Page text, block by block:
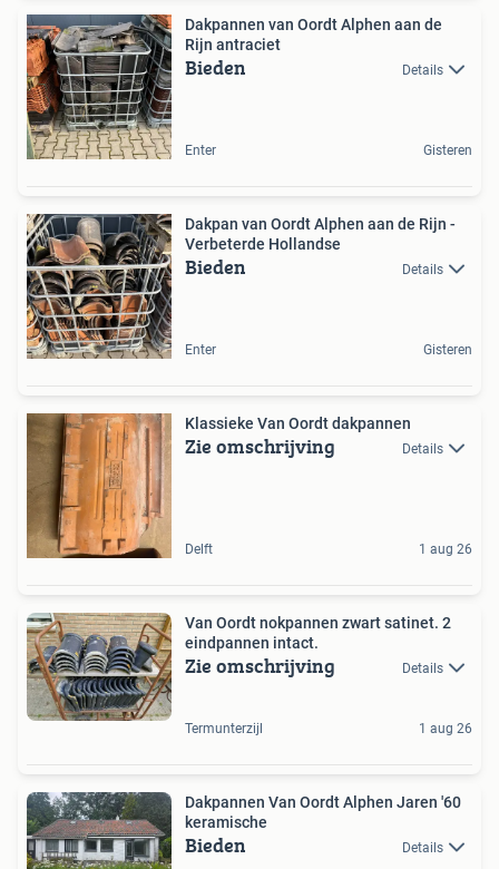
Dakpannen van Oordt Alphen aan de
Rijn antraciet
Bieden Details
Enter Gisteren
Dakpan van Oordt Alphen aan de Rijn -
Verbeterde Hollandse
Bieden Details
Enter Gisteren
Klassieke Van Oordt dakpannen
Zie omschrijving Details
Delft 1 aug 26
Van Oordt nokpannen zwart satinet. 2
eindpannen intact.
Zie omschrijving Details
Termunterzijl 1 aug 26
Dakpannen Van Oordt Alphen Jaren '60
keramische
Bieden Details